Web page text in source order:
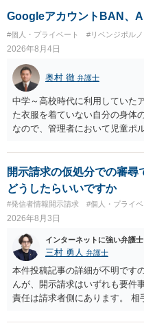
GoogleアカウントBAN、
#個人・プライベート #リベンジポルノ
2026年8月4日
奥村 徹 弁護士
中学～高校時代に利用していた
た衣服を着ていない自分の身体
なので、管理者において児童ポ
開示請求の仮処分での審
どうしたらいいですか
#発信者情報開示請求 #個人・プライベ
2026年8月3日
インターネットに強い弁護士
三村 勇人 弁護士
本件投稿記事の詳細が不明です
んが、開示請求はいずれも要件
責任は請求者側にあります。
方が口頭で反論したのは、仮処